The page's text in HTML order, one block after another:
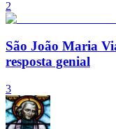
2
São João Maria
resposta genial
3